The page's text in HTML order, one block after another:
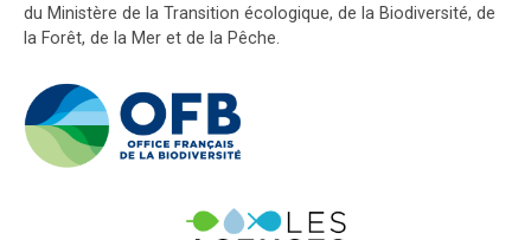
du Ministère de la Transition écologique, de la Biodiversité, de
la Forêt, de la Mer et de la Pêche.